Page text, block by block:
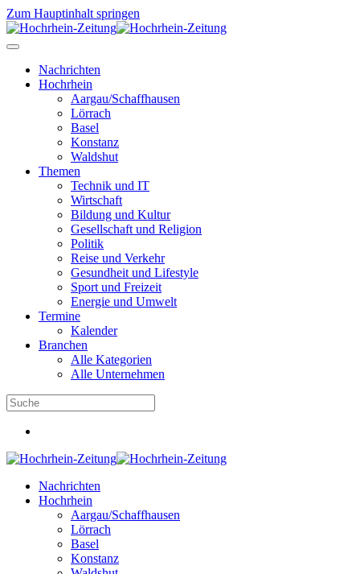
Zum Hauptinhalt springen
Nachrichten
Hochrhein
Aargau/Schaffhausen
Lörrach
Basel
Konstanz
Waldshut
Themen
Technik und IT
Wirtschaft
Bildung und Kultur
Gesellschaft und Religion
Politik
Reise und Verkehr
Gesundheit und Lifestyle
Sport und Freizeit
Energie und Umwelt
Termine
Kalender
Branchen
Alle Kategorien
Alle Unternehmen
Nachrichten
Hochrhein
Aargau/Schaffhausen
Lörrach
Basel
Konstanz